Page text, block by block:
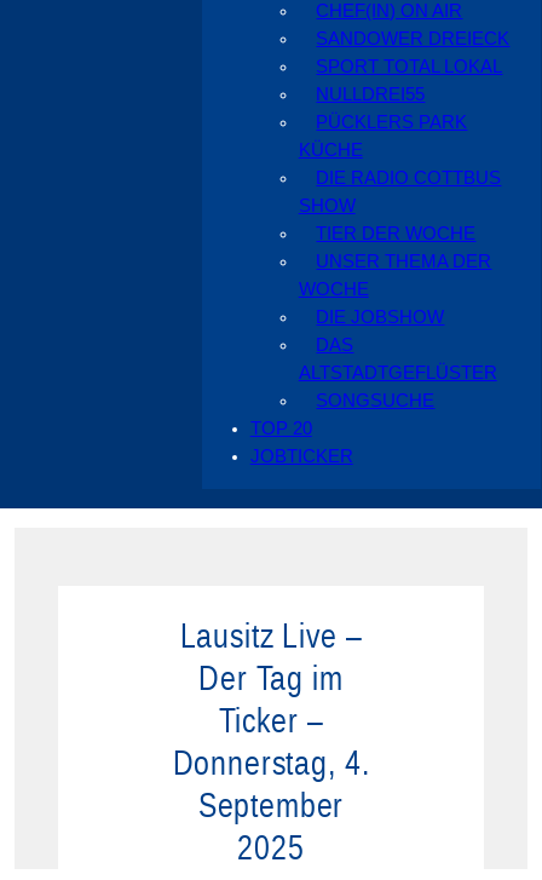
CHEF(IN) ON AIR
SANDOWER DREIECK
SPORT TOTAL LOKAL
NULLDREI55
PÜCKLERS PARK
KÜCHE
DIE RADIO COTTBUS
SHOW
TIER DER WOCHE
UNSER THEMA DER
WOCHE
DIE JOBSHOW
DAS
ALTSTADTGEFLÜSTER
SONGSUCHE
TOP 20
JOBTICKER
Lausitz Live –
Der Tag im
Ticker –
Donnerstag, 4.
September
2025